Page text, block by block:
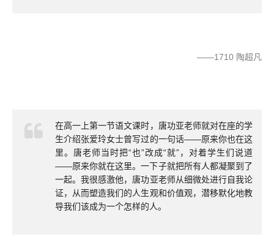
——1710 陶超凡
在高一上第一节语文课时，唐功亚老师就对在座的学
生介绍张爱玲女士曾写过的一句话——原来你也在这
里。唐老师当时把“也”改成“就”，对着学生们说道
——原来你就在这里。一下子就把所有人都凝聚到了
一起。我很感激他，唐功亚老师从细微处进行自我论
证，从而塑造我们的人生观和价值观，潜移默化地教
导我们该成为一个怎样的人。